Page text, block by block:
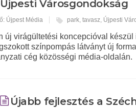
Újpesti Városgondokság
Újpest Média park,tavasz, Újpesti
új virágültetési koncepcióval
színpompás látványt új
cég közösségi média-oldalán.
Újabb fejlesztés a